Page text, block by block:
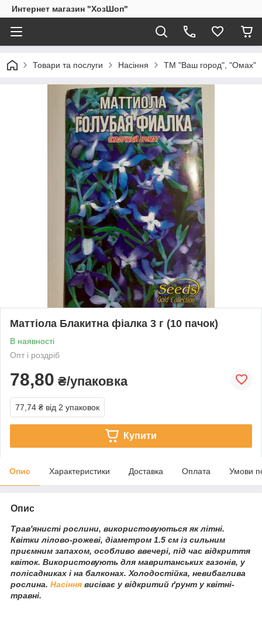
Интернет магазин "ХозШоп"
Товари та послуги Насіння ТМ "Ваш город", "Омах"
Маттіола Блакитна фіалка 3 г (10 пачок)
В наявності
Опт і роздріб
78,80 ₴/упаковка
77,74 ₴ від 2 упаковок
Купити
Опис Характеристики Доставка Оплата Умови
Опис
Трав'янисті рослини, використовуються як літні.
Квітки лілово-рожеві, діаметром 1.5 см із сильним
приємним запахом, особливо ввечері, під час відкриття
квіток. Використовують для мавританських газонів, у
полісадниках і на балконах. Холодостійка, невибаглива
рослина. Насіння висіває у відкритий ґрунт у квітні-
травні.